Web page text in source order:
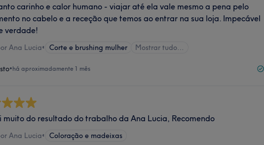
carinho e calor humano - viajar até ela vale mesmo a pena pelo
no cabelo e a receção que temos ao entrar na sua loja. Impecável
verdade!
Ana Lucia• Corte e brushing mulher Mostrar tudo…
•há aproximadamente 1 mês
muito do resultado do trabalho da Ana Lucia, Recomendo
Ana Lucia• Coloração e madeixas